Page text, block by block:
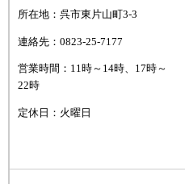
所在地：呉市東片山町3-3
連絡先：0823-25-7177
営業時間：11時～14時、17時～
22時
定休日：火曜日